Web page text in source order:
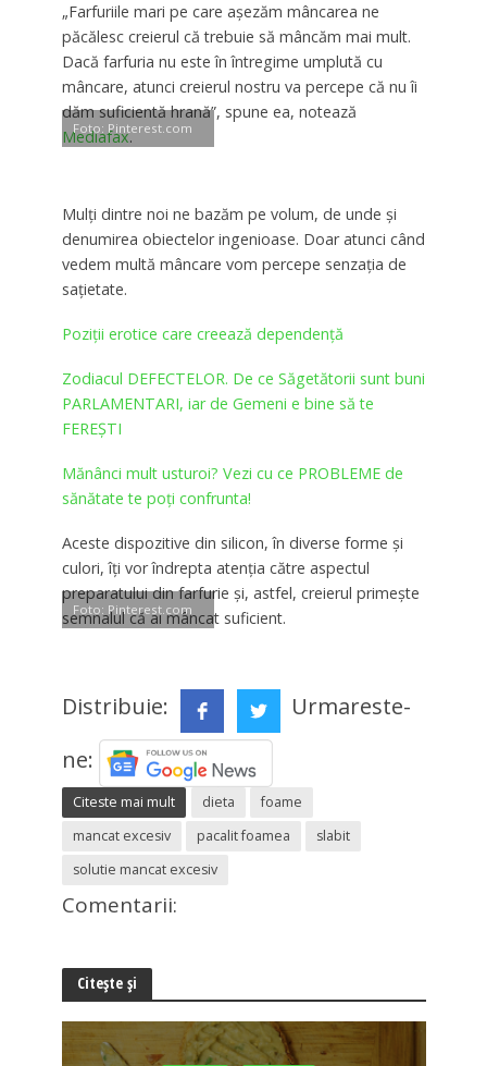
„Farfuriile mari pe care aşezăm mâncarea ne
păcălesc creierul că trebuie să mâncăm mai mult.
Dacă farfuria nu este în întregime umplută cu
mâncare, atunci creierul nostru va percepe că nu îi
dăm suficientă hrană”, spune ea, notează
Mediafax.
Foto: Pinterest.com
Mulţi dintre noi ne bazăm pe volum, de unde şi
denumirea obiectelor ingenioase. Doar atunci când
vedem multă mâncare vom percepe senzaţia de
saţietate.
Poziţii erotice care creează dependenţă
Zodiacul DEFECTELOR. De ce Săgetătorii sunt buni
PARLAMENTARI, iar de Gemeni e bine să te
FEREȘTI
Mănânci mult usturoi? Vezi cu ce PROBLEME de
sănătate te poți confrunta!
Aceste dispozitive din silicon, în diverse forme şi
culori, îţi vor îndrepta atenţia către aspectul
preparatului din farfurie şi, astfel, creierul primeşte
semnalul că ai mâncat suficient.
Foto: Pinterest.com
Distribuie:
Urmareste-
ne:
Citeste mai mult dieta
foame
mancat excesiv
pacalit foamea
slabit
solutie mancat excesiv
Comentarii:
Citește și